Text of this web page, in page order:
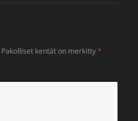
Pakolliset kentät on merkitty*